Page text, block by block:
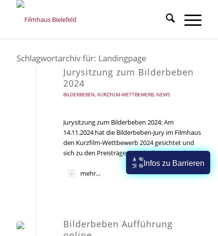
Schlagwortarchiv für: Landingpage
Jurysitzung zum Bilderbeben
2024
BILDERBEBEN, KURZFILM-WETTBEWERB, NEWS
Jurysitzung zum Bilderbeben 2024: Am
14.11.2024 hat die Bilderbeben-Jury im Filmhaus
den Kurzfilm-Wettbewerb 2024 gesichtet und
sich zu den Preisträgern Gedanken gemacht.
mehr...
Bilderbeben Aufführung
Infos zu Barrieren